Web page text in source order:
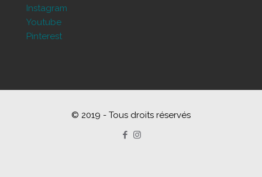
Instagram
Youtube
Pinterest
© 2019 - Tous droits réservés